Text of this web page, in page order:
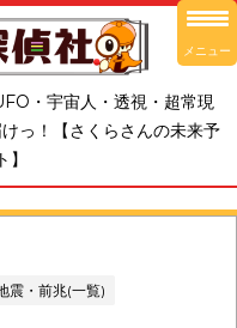
・宇宙人・透視・超常現
っ！【さくらさんの未来予
震・前兆(一覧)
メニュー